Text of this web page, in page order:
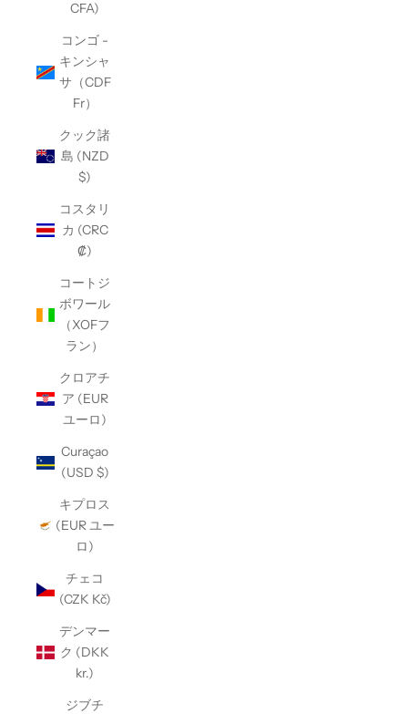
CFA)
コンゴ -
キンシャ
サ（CDF
Fr）
クック諸
島 (NZD
$)
コスタリ
カ (CRC
₡)
コートジ
ボワール
（XOFフ
ラン）
クロアチ
ア (EUR
ユーロ)
Curaçao
(USD $)
キプロス
(EUR ユー
ロ)
チェコ
(CZK Kč)
デンマー
ク (DKK
kr.)
ジブチ